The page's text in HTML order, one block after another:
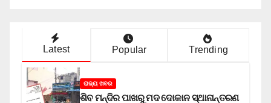
Latest Popular Trending
ରାଜ୍ୟ ଖବର
ଶିବ ମନ୍ଦିର ପାଖରୁ ମଦ ଦୋକାନ ସ୍ଥାନାନ୍ତରଣ